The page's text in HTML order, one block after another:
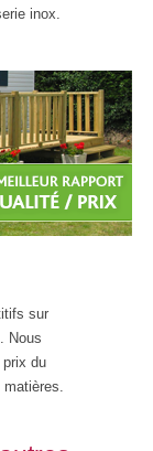
inox.
sur
Nous
du
matières.